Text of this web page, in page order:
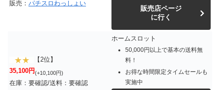
販売： パチスロわっしょい
販売店ページ
に行く
【2位】
35,100円(+10,100円)
在庫：要確認/送料：要確認
ホームスロット
50,000円以上で基本の送料無
料！
お得な時間限定タイムセールも
実施中